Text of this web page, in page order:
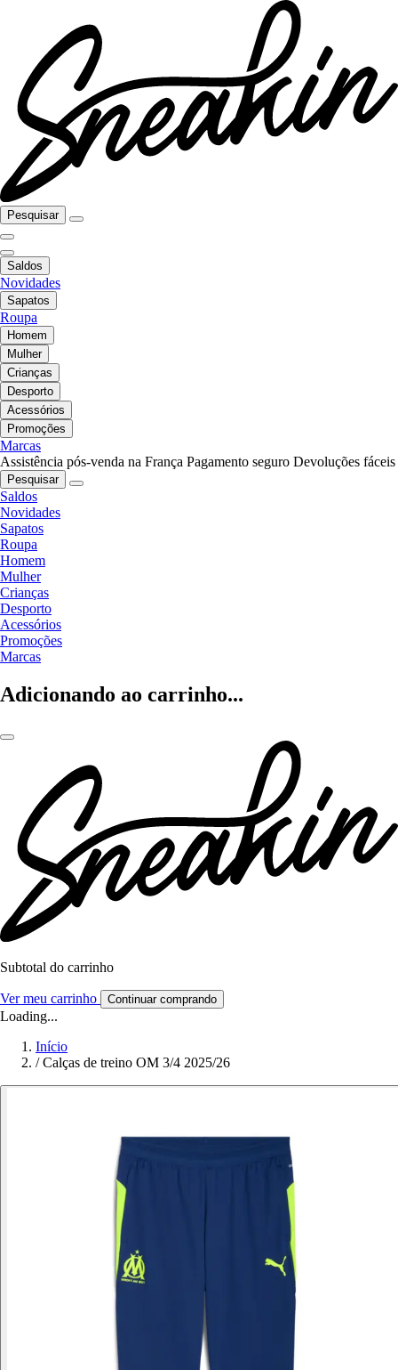
Pesquisar
Saldos
Novidades
Sapatos
Roupa
Homem
Mulher
Crianças
Desporto
Acessórios
Promoções
Marcas
Assistência pós-venda na França Pagamento seguro Devoluções fáceis
Pesquisar
Saldos
Novidades
Sapatos
Roupa
Homem
Mulher
Crianças
Desporto
Acessórios
Promoções
Marcas
Adicionando ao carrinho...
Subtotal do carrinho
Ver meu carrinho Continuar comprando
Loading...
Início
/ Calças de treino OM 3/4 2025/26